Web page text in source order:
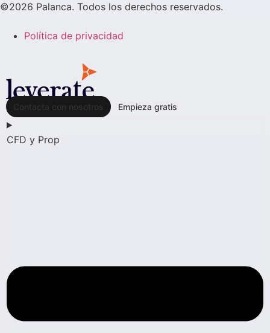
©2026 Palanca. Todos los derechos reservados.
Política de privacidad
Contacta con nosotros Empieza gratis
CFD y Prop